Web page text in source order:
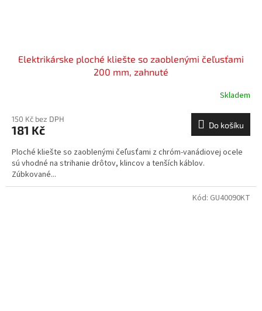
Elektrikárske ploché kliešte so zaoblenými čeľusťami
200 mm, zahnuté
Skladem
150 Kč bez DPH
181 Kč Do košíku
Ploché kliešte so zaoblenými čeľusťami z chróm-vanádiovej ocele
sú vhodné na strihanie drôtov, klincov a tenších káblov.
Zúbkované...
Kód: GU40090KT